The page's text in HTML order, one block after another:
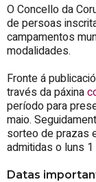
O Concello da
de persoas
campamentos
modalidades.
Fronte á
través da páxina
período para
maio.
sorteo de prazas
admitidas o luns 1
Datas